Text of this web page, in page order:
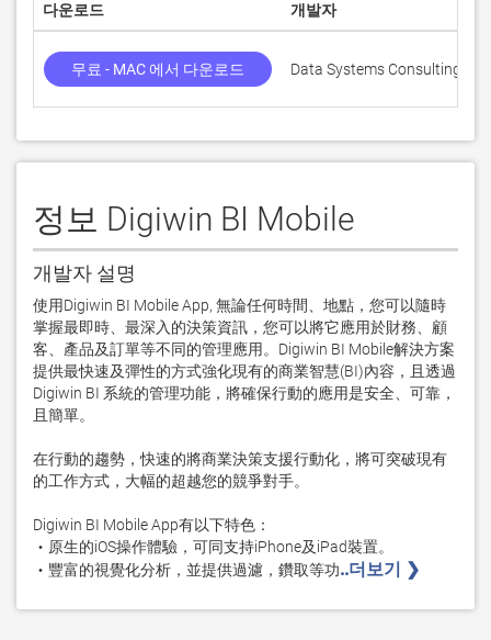
다운로드 개발자
무료 - MAC 에서 다운로드 Data Systems Consulting
정보 Digiwin BI Mobile
개발자 설명
使用Digiwin BI Mobile App, 無論任何時間、地點，您可以隨時
掌握最即時、最深入的決策資訊，您可以將它應用於財務、顧
客、產品及訂單等不同的管理應用。Digiwin BI Mobile解決方案
提供最快速及彈性的方式強化現有的商業智慧(BI)內容，且透過
Digiwin BI 系統的管理功能，將確保行動的應用是安全、可靠，
且簡單。
在行動的趨勢，快速的將商業決策支援行動化，將可突破現有
的工作方式，大幅的超越您的競爭對手。
Digiwin BI Mobile App有以下特色：
‧原生的iOS操作體驗，可同支持iPhone及iPad裝置。
‧豐富的視覺化分析，並提供過濾，鑽取等功..더보기 ❯